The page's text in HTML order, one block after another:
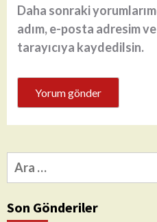
Daha sonraki
adım, e-posta adresim
tarayıcıya kaydedilsin.
Arama:
Son Gönderiler